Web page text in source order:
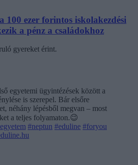
100 ezer forintos iskolakezdési
a pénz a családokhoz
gyereket érint.
egyetemi ügyintézések között a
is szerepel. Bár elsőre
néhány lépésből megvan – most
a teljes folyamaton.😉
#neptun #eduline #foryou